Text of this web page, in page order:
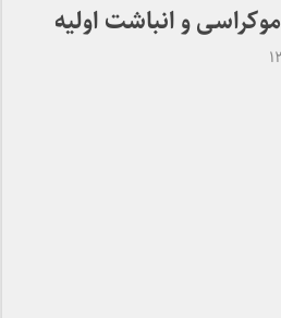
و انباشت اولیه